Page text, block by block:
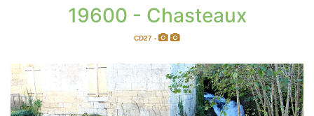
19600 - Chasteaux
CD27 -